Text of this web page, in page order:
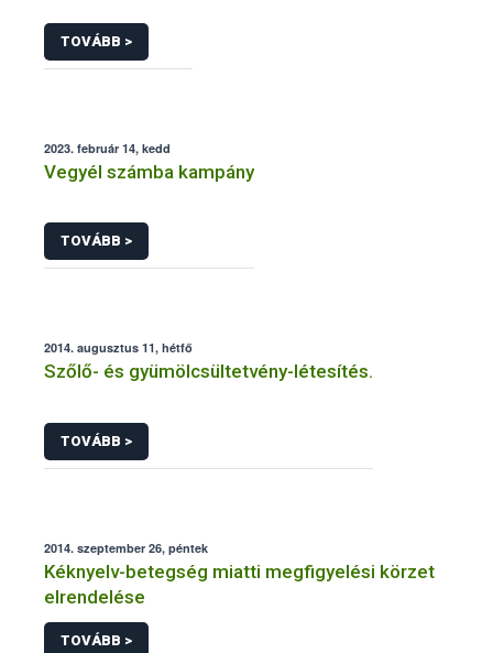
TOVÁBB >
2023. február 14, kedd
Vegyél számba kampány
TOVÁBB >
2014. augusztus 11, hétfő
Szőlő- és gyümölcsültetvény-létesítés.
TOVÁBB >
2014. szeptember 26, péntek
Kéknyelv-betegség miatti megfigyelési körzet
elrendelése
TOVÁBB >